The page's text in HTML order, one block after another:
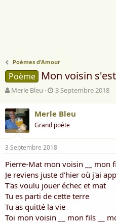
Poèmes d'Amour
Poème Mon voisin
A
t
e
u
r
d
e
l
a
i
s
c
u
Merle Bleu
D
e
d
d
é
b
u
3 Septembre 2018
Merle Bleu
Grand poète
3 Septembre 2018
Pierre-Mat mon voisin __ mon
Je reviens juste d'hier où j'ai
T'as voulu jouer échec et mat
Tu es parti de cette terre
Tu as quitté la vie
Toi mon voisin __ mon fils __